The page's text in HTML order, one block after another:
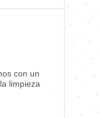
con un
limpieza